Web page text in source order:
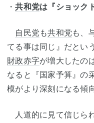
・共和党は『ショック
自民党 も共和党 も、
てる事は同じ』だとい
財政赤字が増大したの
なると『国家予算』の
模がより深刻になる傾
人道的に見て信じら